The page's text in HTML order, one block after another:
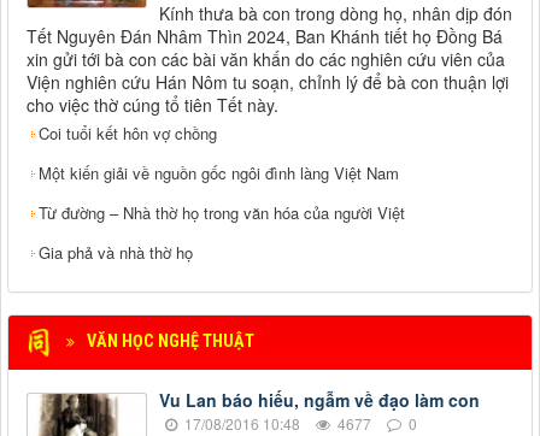
Kính thưa bà con trong dòng họ, nhân dịp đón
Tết Nguyên Đán Nhâm Thìn 2024, Ban Khánh tiết họ Đồng Bá
xin gửi tới bà con các bài văn khấn do các nghiên cứu viên của
Viện nghiên cứu Hán Nôm tu soạn, chỉnh lý để bà con thuận lợi
cho việc thờ cúng tổ tiên Tết này.
Coi tuổi kết hôn vợ chồng
Một kiến giải về nguồn gốc ngôi đình làng Việt Nam
Từ đường – Nhà thờ họ trong văn hóa của người Việt
Gia phả và nhà thờ họ
VĂN HỌC NGHỆ THUẬT
Vu Lan báo hiếu, ngẫm về đạo làm con
17/08/2016 10:48 4677 0